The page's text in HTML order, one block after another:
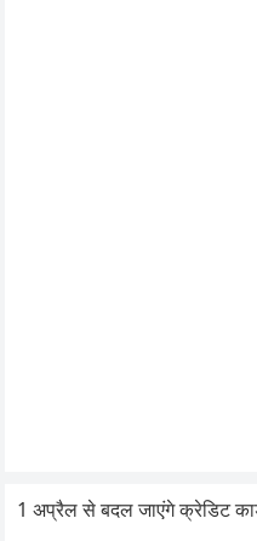
1 अप्रैल से बदल जाएंगे क्रेडिट